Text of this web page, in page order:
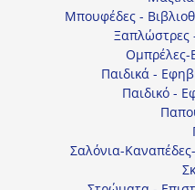
Μπουφέδες -
Ξαπλώστρες
Ομπρέλες-
Παιδικά -
Παιδικό -
Σαλόνια-